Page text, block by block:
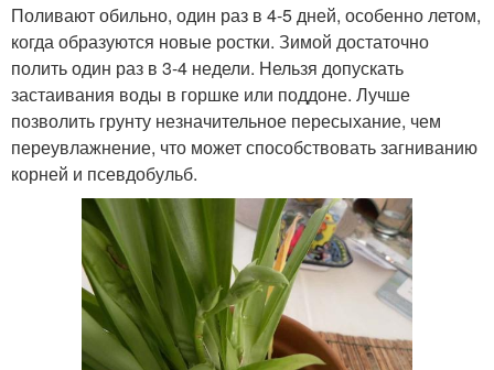
Поливают обильно, один раз в 4-5 дней, особенно летом,
когда образуются новые ростки. Зимой достаточно
полить один раз в 3-4 недели. Нельзя допускать
застаивания воды в горшке или поддоне. Лучше
позволить грунту незначительное пересыхание, чем
переувлажнение, что может способствовать загниванию
корней и псевдобульб.